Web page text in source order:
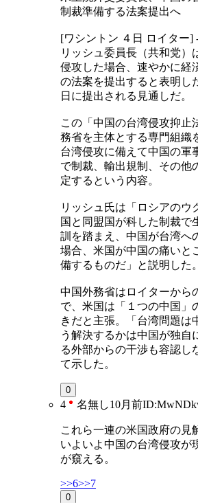
制裁準備する法案提出へ
[ワシントン ４日 ロイター]
リッシュ委員長（共和党）
侵攻した場合、速やかに経
の法案を提出すると表明し
日に提出される見通しだ。
この「中国の台湾侵攻抑止
務省を主体とする専門組織
台湾侵攻に備えて中国の軍
で制裁、輸出規制、その他
定するという内容。
リッシュ氏は「ロシアのウ
国と同盟国が科した制裁で
訓を踏まえ、中国が台湾へ
場合、米国が中国の痛いと
備するものだ」と説明した。
中国外務省はロイターから
で、米国は「１つの中国」
きだと主張。「台湾問題は
う解決するかは中国が独自
る外部からの干渉も容認し
て示した。
0
4 名無し10月前
これら一連の米国政府の見
いよいよ中国の台湾侵攻が
が窺える。
>>6>>7
0